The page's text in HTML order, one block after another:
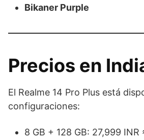
Bikaner Purple
Precios en
El Realme 14 Pro Plus está
configuraciones:
8 GB + 128 GB: 27,999